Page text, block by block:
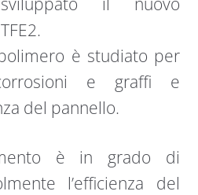
è studiato per
e graffi e
del pannello.
è in grado di
l’efficienza del